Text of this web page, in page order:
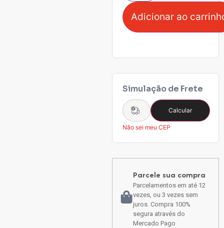
Adicionar ao
Simulação de Frete
Calcular
Não sei meu CEP
Parcele sua compra
Parcelamentos em até 12
vezes, ou 3 vezes sem
juros. Compra 100%
segura através do
Mercado Pago